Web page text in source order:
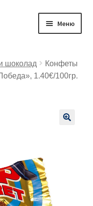
Меню
шоколад
Конфеты
1.40€/100гр.